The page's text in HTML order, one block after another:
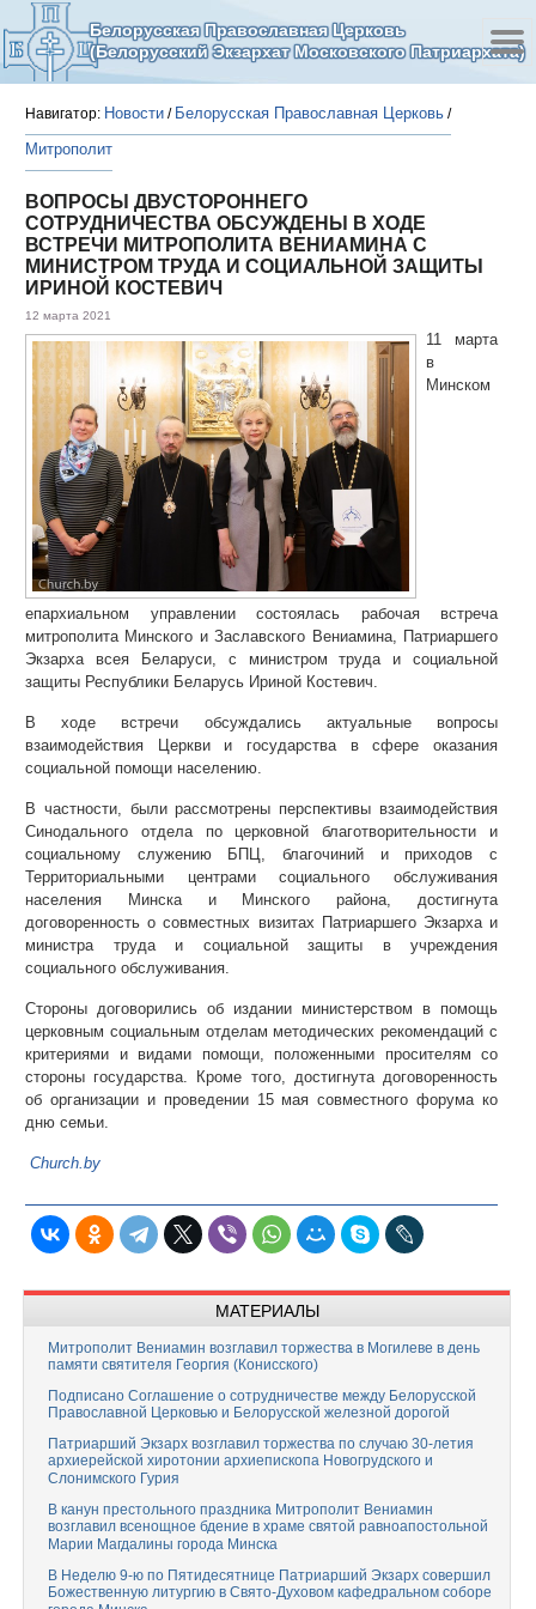
Белорусская Православная Церковь
(Белорусский Экзархат Московского Патриархата)
Навигатор: Новости / Белорусская Православная Церковь /
Митрополит
ВОПРОСЫ ДВУСТОРОННЕГО
СОТРУДНИЧЕСТВА ОБСУЖДЕНЫ В ХОДЕ
ВСТРЕЧИ МИТРОПОЛИТА ВЕНИАМИНА С
МИНИСТРОМ ТРУДА И СОЦИАЛЬНОЙ ЗАЩИТЫ
ИРИНОЙ КОСТЕВИЧ
12 марта 2021
11 марта
в
Минском
епархиальном управлении состоялась рабочая встреча
митрополита Минского и Заславского Вениамина, Патриаршего
Экзарха всея Беларуси, с министром труда и социальной
защиты Республики Беларусь Ириной Костевич.
В ходе встречи обсуждались актуальные вопросы
взаимодействия Церкви и государства в сфере оказания
социальной помощи населению.
В частности, были рассмотрены перспективы взаимодействия
Синодального отдела по церковной благотворительности и
социальному служению БПЦ, благочиний и приходов с
Территориальными центрами социального обслуживания
населения Минска и Минского района, достигнута
договоренность о совместных визитах Патриаршего Экзарха и
министра труда и социальной защиты в учреждения
социального обслуживания.
Стороны договорились об издании министерством в помощь
церковным социальным отделам методических рекомендаций с
критериями и видами помощи, положенными просителям со
стороны государства. Кроме того, достигнута договоренность
об организации и проведении 15 мая совместного форума ко
дню семьи.
Сhurch.by
МАТЕРИАЛЫ
Митрополит Вениамин возглавил торжества в Могилеве в день
памяти святителя Георгия (Конисского)
Подписано Соглашение о сотрудничестве между Белорусской
Православной Церковью и Белорусской железной дорогой
Патриарший Экзарх возглавил торжества по случаю 30-летия
архиерейской хиротонии архиепископа Новогрудского и
Слонимского Гурия
В канун престольного праздника Митрополит Вениамин
возглавил всенощное бдение в храме святой равноапостольной
Марии Магдалины города Минска
В Неделю 9-ю по Пятидесятнице Патриарший Экзарх совершил
Божественную литургию в Свято-Духовом кафедральном соборе